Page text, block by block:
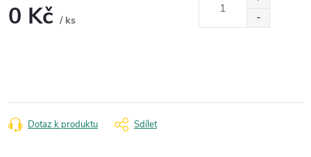
0 Kč / ks
Dotaz k produktu Sdílet